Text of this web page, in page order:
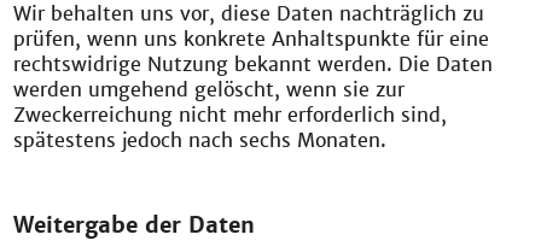
Wir behalten uns vor, diese Daten nachträglich zu
prüfen, wenn uns konkrete Anhaltspunkte für eine
rechtswidrige Nutzung bekannt werden. Die Daten
werden umgehend gelöscht, wenn sie zur
Zweckerreichung nicht mehr erforderlich sind,
spätestens jedoch nach sechs Monaten.
Weitergabe der Daten